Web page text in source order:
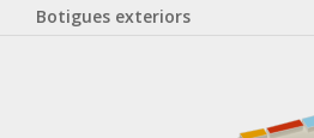
Botigues exteriors